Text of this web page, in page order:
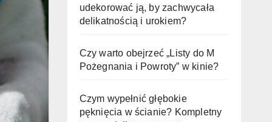
udekorować ją, by zachwycała
delikatnością i urokiem?
Czy warto obejrzeć „Listy do M
Pożegnania i Powroty” w kinie?
Czym wypełnić głębokie
pęknięcia w ścianie? Kompletny